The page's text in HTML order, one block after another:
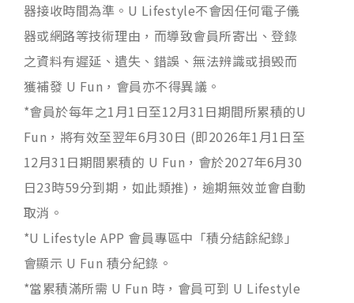
器接收時間為準。U Lifestyle不會因任何電子儀
器或網路等技術理由，而導致會員所寄出、登錄
之資料有遲延、遺失、錯誤、無法辨識或損毁而
獲補發 U Fun，會員亦不得異議。
*會員於每年之1月1日至12月31日期間所累積的U
Fun，將有效至翌年6月30日 (即2026年1月1日至
12月31日期間累積的 U Fun，會於2027年6月30
日23時59分到期，如此類推)，逾期無效並會自動
取消。
*U Lifestyle APP 會員專區中「積分結餘紀錄」
會顯示 U Fun 積分紀錄。
*當累積滿所需 U Fun 時，會員可到 U Lifestyle